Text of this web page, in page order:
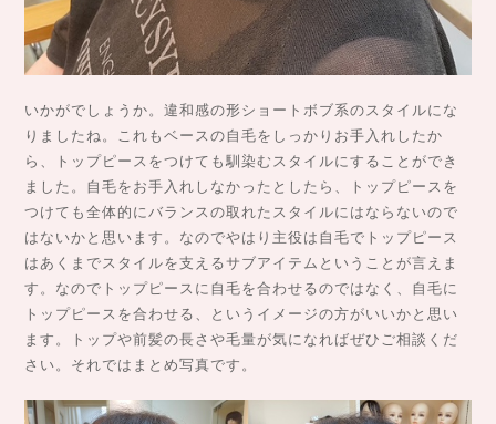
いかがでしょうか。違和感の形ショートボブ系のスタイルにな
りましたね。これもベースの自毛をしっかりお手入れしたか
ら、トップピースをつけても馴染むスタイルにすることができ
ました。自毛をお手入れしなかったとしたら、トップピースを
つけても全体的にバランスの取れたスタイルにはならないので
はないかと思います。なのでやはり主役は自毛でトップピース
はあくまでスタイルを支えるサブアイテムということが言えま
す。なのでトップピースに自毛を合わせるのではなく、自毛に
トップピースを合わせる、というイメージの方がいいかと思い
ます。トップや前髪の長さや毛量が気になればぜひご相談くだ
さい。それではまとめ写真です。